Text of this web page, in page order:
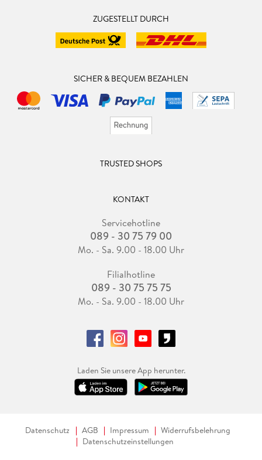
ZUGESTELLT DURCH
SICHER & BEQUEM BEZAHLEN
TRUSTED SHOPS
KONTAKT
Servicehotline
089 - 30 75 79 00
Mo. - Sa. 9.00 - 18.00 Uhr
Filialhotline
089 - 30 75 75 75
Mo. - Sa. 9.00 - 18.00 Uhr
Laden Sie unsere App herunter.
Datenschutz AGB Impressum
Widerrufsbelehrung
Datenschutzeinstellungen